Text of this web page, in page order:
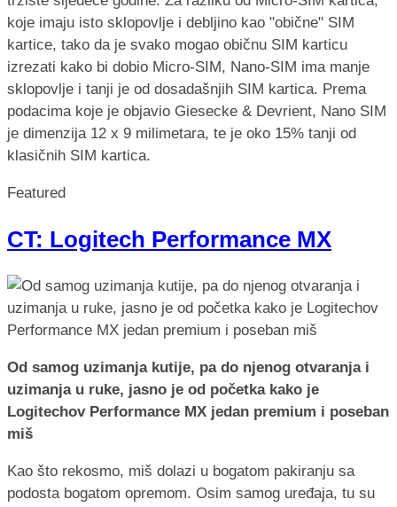
koje imaju isto sklopovlje i debljino kao "obične" SIM
kartice, tako da je svako mogao običnu SIM karticu
izrezati kako bi dobio Micro-SIM, Nano-SIM ima manje
sklopovlje i tanji je od dosadašnjih SIM kartica. Prema
podacima koje je objavio Giesecke & Devrient, Nano SIM
je dimenzija 12 x 9 milimetara, te je oko 15% tanji od
klasičnih SIM kartica.
Featured
CT: Logitech Performance MX
Od samog uzimanja kutije, pa do njenog otvaranja i
uzimanja u ruke, jasno je od početka kako je
Logitechov Performance MX jedan premium i poseban
miš
Kao što rekosmo, miš dolazi u bogatom pakiranju sa
podosta bogatom opremom. Osim samog uređaja, tu su